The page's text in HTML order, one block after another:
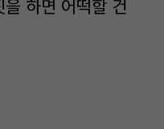
하면 어떡할 건